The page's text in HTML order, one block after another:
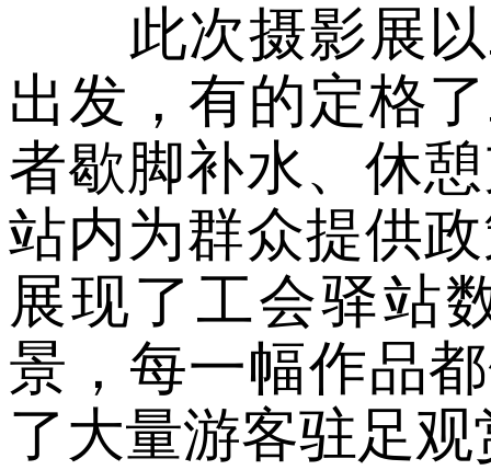
此次摄影展以
出发，有的定格
者歇脚补水、休
站内为群众提供
展现了工会驿站
景，每一幅作品
了大量游客驻足观